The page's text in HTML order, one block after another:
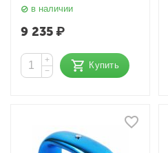
в наличии
9 235₽
+
−
Купить